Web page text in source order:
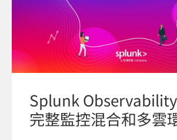
Splunk
完整監控混合和多雲